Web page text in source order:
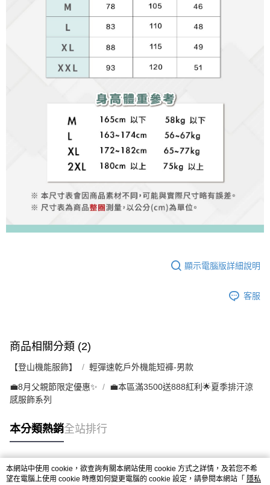
顯示電腦版詳細說明
客服
商品相關分類 (2)
【登山機能服飾】 輕彈速乾戶外機能短褲-男款
💼8月父親節限定優惠✨
💼本區滿3500送888紅利🌟夏季排汗涼
感服飾系列
本分類熱銷全站排行
熱門標籤
本網站中使用 cookie，欲查詢有關本網站使用 cookie 方式之詳情，及若您不希
望在電腦上使用 cookie 時應如何變更電腦的 cookie 設定，請參閱本網站「 隱私